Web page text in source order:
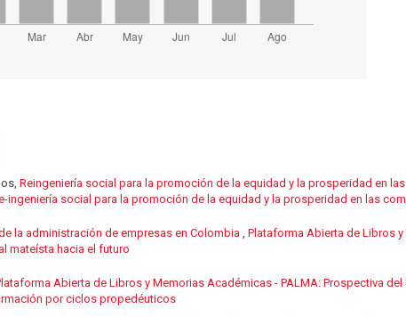
Reingeniería social para la promoción de la equidad y la prosperidad en
ingeniería social para la promoción de la equidad y la prosperidad en las
la administración de empresas en Colombia , Plataforma Abierta de Libros
mateísta hacia el futuro
Abierta de Libros y Memorias Académicas - PALMA: Prospectiva
por ciclos propedéuticos